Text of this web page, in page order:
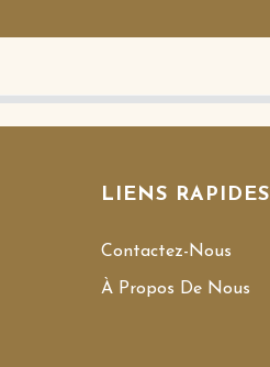
LIENS RAPIDES
Contactez-Nous
À Propos De Nous